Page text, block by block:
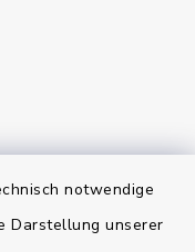
notwendige
Darstellung unserer